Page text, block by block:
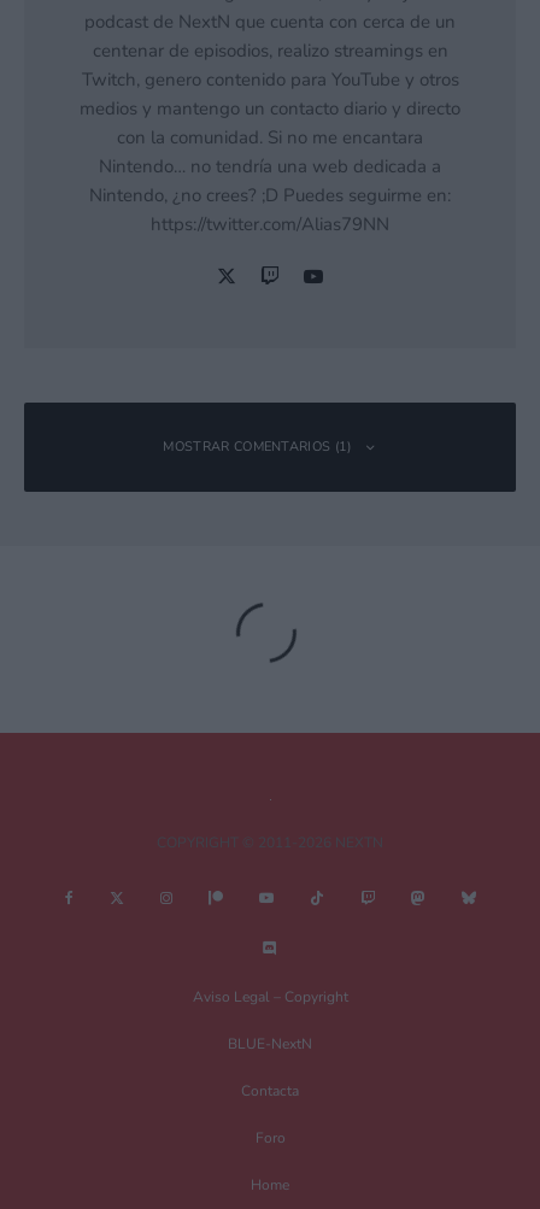
podcast de NextN que cuenta con cerca de un
centenar de episodios, realizo streamings en
Twitch, genero contenido para YouTube y otros
medios y mantengo un contacto diario y directo
con la comunidad. Si no me encantara
Nintendo… no tendría una web dedicada a
Nintendo, ¿no crees? ;D Puedes seguirme en:
https://twitter.com/Alias79NN
MOSTRAR COMENTARIOS (1)
Puf es q estos si que alimenta mis ansias de poder jugar a
Mario sunshine en Switch y pq no a mi estimada trilogía
Deja una respuesta
Aviso Legal – Copyright
BLUE-NextN
Contacta
Foro
Home